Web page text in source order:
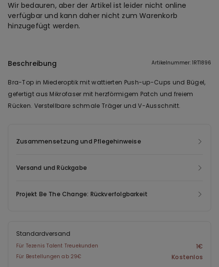
Wir bedauren, aber der Artikel ist leider nicht online
verfügbar und kann daher nicht zum Warenkorb
hinzugefügt werden.
Beschreibung Artikelnummer: 1RT1896
Bra-Top in Miederoptik mit wattierten Push-up-Cups und Bügel,
gefertigt aus Mikrofaser mit herzförmigem Patch und freiem
Rücken. Verstellbare schmale Träger und V-Ausschnitt.
Zusammensetzung und Pflegehinweise
Versand und Rückgabe
Projekt Be The Change: Rückverfolgbarkeit
Standardversand
Für Tezenis Talent Treuekunden 1€
Für Bestellungen ab 29€ Kostenlos